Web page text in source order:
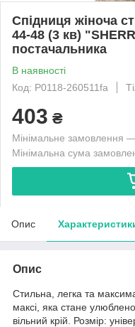
Спідниця жіноча
44-48 (3 кв)
постачальника
В наявності
Код: P0118-260511fa
403 ₴
Мінімальне замовлення
Мінімальна сума
Опис
Опис
Стильна, легка та
максі, яка стане
вільний крій. Розмір: